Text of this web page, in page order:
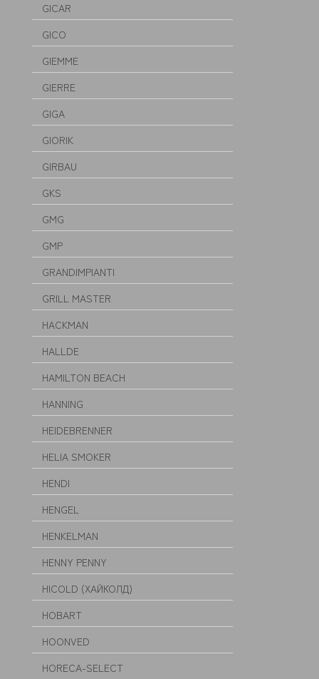
GICAR
GICO
GIEMME
GIERRE
GIGA
GIORIK
GIRBAU
GKS
GMG
GMP
GRANDIMPIANTI
GRILL MASTER
HACKMAN
HALLDE
HAMILTON BEACH
HANNING
HEIDEBRENNER
HELIA SMOKER
HENDI
HENGEL
HENKELMAN
HENNY PENNY
HICOLD (ХАЙКОЛД)
HOBART
HOONVED
HORECA-SELECT